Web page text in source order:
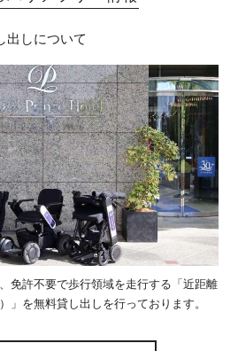
出しについて
免許不要で歩⾏領域を⾛⾏する「近距離
」を無料貸し出しを行っております。